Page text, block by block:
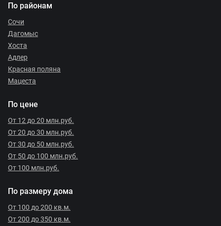
По районам
Сочи
Дагомыс
Хоста
Адлер
Красная поляна
Мацеста
По цене
От 12 до 20 млн.руб.
От 20 до 30 млн.руб.
От 30 до 50 млн.руб.
От 50 до 100 млн.руб.
От 100 млн.руб.
По размеру дома
От 100 до 200 кв.м.
От 200 до 350 кв.м.